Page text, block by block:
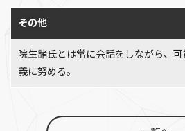
その他
院生諸氏とは常に会話をしながら、
義に努める。